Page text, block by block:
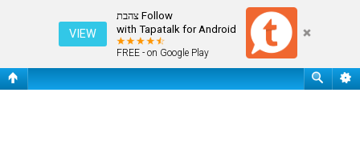
Follow צהבת
with Tapatalk for Android
FREE - on Google Play
VIEW
פורום היכרויות